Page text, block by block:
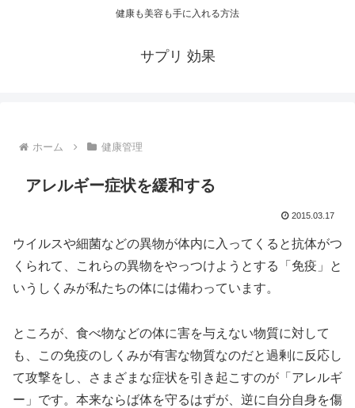
健康も美容も手に入れる方法
サプリ 効果
ホーム 健康管理
アレルギー症状を緩和する
2015.03.17
ウイルスや細菌などの異物が体内に入ってくると抗体がつ
くられて、これらの異物をやっつけようとする「免疫」と
いうしくみが私たちの体には備わっています。
ところが、食べ物などの体に害を与えない物質に対して
も、この免疫のしくみが有害な物質なのだと過剰に反応し
て攻撃をし、さまざまな症状を引き起こすのが「アレルギ
ー」です。本来ならば体を守るはずが、逆に自分自身を傷